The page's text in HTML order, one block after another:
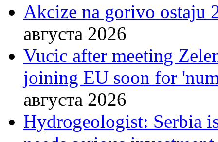
Akcize na gorivo ostaju
августа 2026
Vucic after meeting
joining EU soon for
августа 2026
Hydrogeologist: Serbia